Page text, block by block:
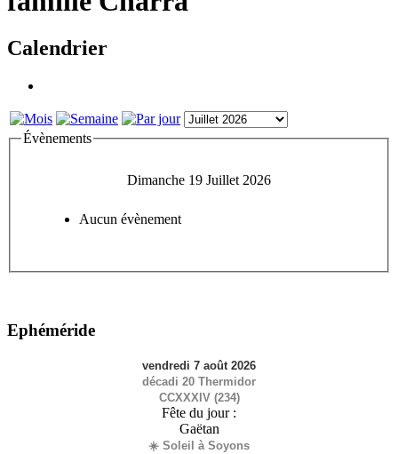
Calendrier
Évènements
Dimanche 19 Juillet 2026
Aucun évènement
Ephéméride
vendredi 7 août 2026
décadi 20 Thermidor
CCXXXIV (234)
Fête du jour :
Gaëtan
☀️ Soleil à Soyons